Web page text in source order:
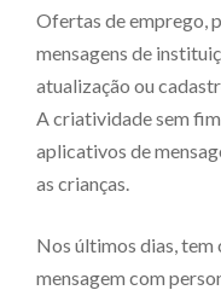
Ofertas de emprego,
mensagens de
atualização ou
A criatividade sem
aplicativos de
as crianças.
Nos últimos dias,
mensagem com